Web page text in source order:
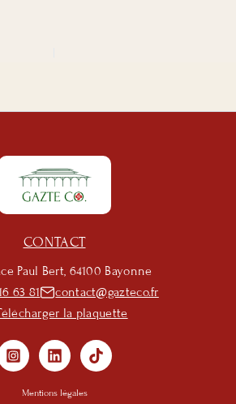
CONTACT
Paul Bert, 64100 Bayonne
63 81
contact@gazteco.fr
la plaquette
Mentions légales